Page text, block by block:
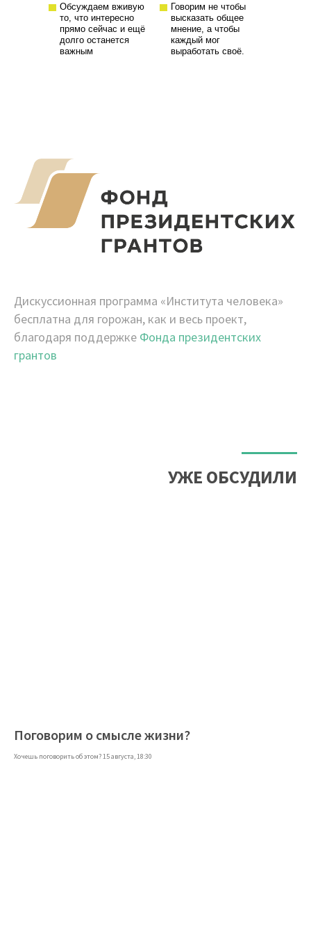
Обсуждаем вживую
то, что интересно
прямо сейчас и ещё
долго останется
важным
Говорим не чтобы
высказать общее
мнение, а чтобы
каждый мог
выработать своё.
Дискуссионная программа «Института человека»
бесплатна для горожан, как и весь проект,
благодаря поддержке Фонда президентских
грантов
УЖЕ ОБСУДИЛИ
Поговорим о смысле жизни?
Хочешь поговорить об этом? 15 августа, 18:30